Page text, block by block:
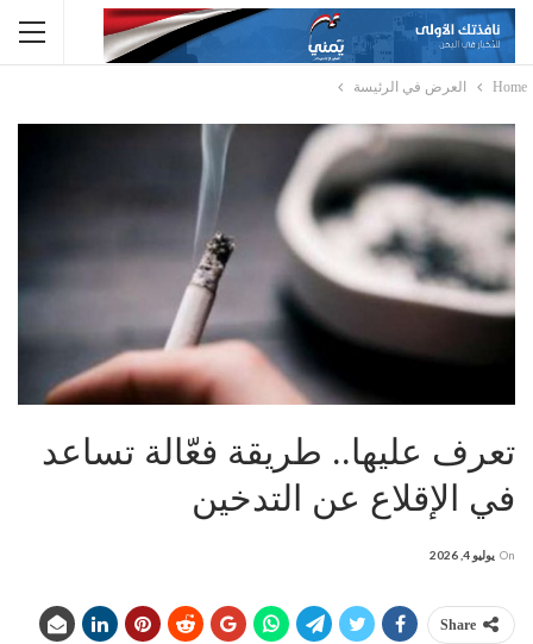
Home العرض في الرئيسة
تعرف عليها.. طريقة فعّالة تساعد
في الإقلاع عن التدخين
On يوليو 4, 2026
Share